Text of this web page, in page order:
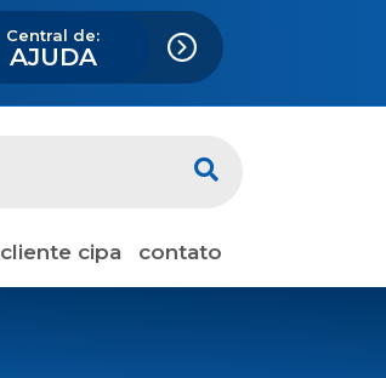
Central de:
AJUDA
cliente cipa contato